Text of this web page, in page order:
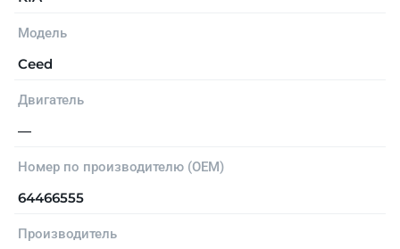
Модель
Ceed
Двигатель
—
Номер по производителю (OEM)
64466555
Производитель